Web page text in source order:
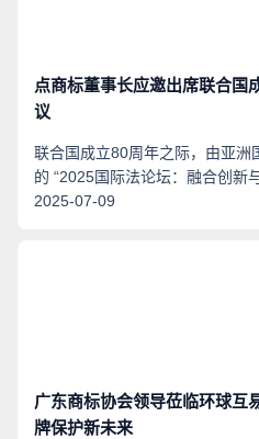
点商标董事长应邀出席联合国
议
联合国成立80周年之际，由亚洲
的 “2025国际法论坛：融合创
工智能与国际秩序的未来”于
2025-07-09
广东商标协会领导莅临环球
牌保护新未来